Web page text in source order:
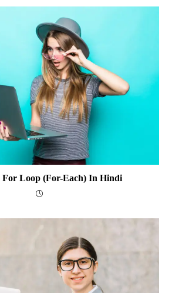
For Loop (for-Each) In Hindi